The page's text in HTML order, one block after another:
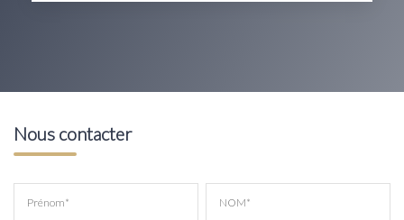
Nous contacter
Prénom* NOM*